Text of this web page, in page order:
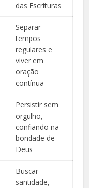
das Escrituras
Separar
tempos
regulares e
viver em
oração
contínua
Persistir sem
orgulho,
confiando na
bondade de
Deus
Buscar
santidade,